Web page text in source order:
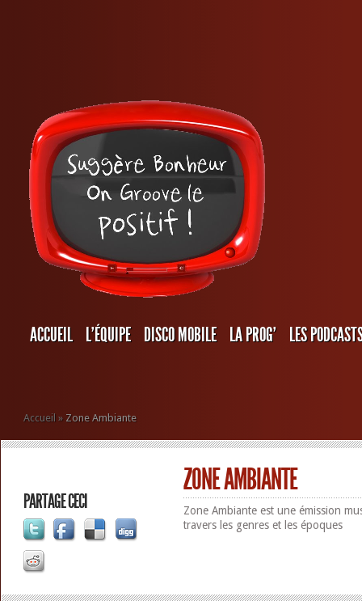
ACCUEIL L’ÉQUIPE DISCO MOBILE LA PROG’ LES
Accueil » Zone Ambiante
PARTAGE CECI
ZONE AMBIANTE
Zone Ambiante est une émission
travers les genres et les époques